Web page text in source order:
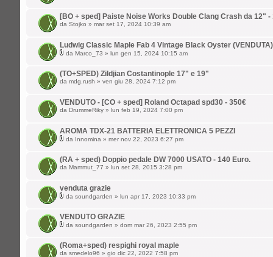
[BO + sped] Paiste Noise Works Double Clang Crash da 12" -
da Stojko » mar set 17, 2024 10:39 am
Ludwig Classic Maple Fab 4 Vintage Black Oyster (VENDUTA)
da Marco_73 » lun gen 15, 2024 10:15 am
(TO+SPED) Zildjian Costantinople 17" e 19"
da mdg.rush » ven giu 28, 2024 7:12 pm
VENDUTO - [CO + sped] Roland Octapad spd30 - 350€
da DrummeRiky » lun feb 19, 2024 7:00 pm
AROMA TDX-21 BATTERIA ELETTRONICA 5 PEZZI
da Innomina » mer nov 22, 2023 6:27 pm
(RA + sped) Doppio pedale DW 7000 USATO - 140 Euro.
da Mammut_77 » lun set 28, 2015 3:28 pm
venduta grazie
da soundgarden » lun apr 17, 2023 10:33 pm
VENDUTO GRAZIE
da soundgarden » dom mar 26, 2023 2:55 pm
(Roma+sped) respighi royal maple
da smedelo96 » gio dic 22, 2022 7:58 pm